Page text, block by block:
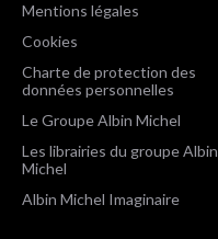
Mentions légales
Cookies
Charte de protection des
données personnelles
Le Groupe Albin Michel
Les librairies du groupe Albin
Michel
Albin Michel Imaginaire